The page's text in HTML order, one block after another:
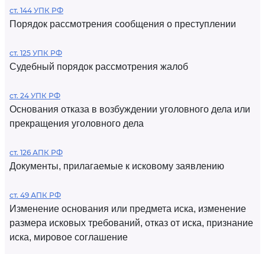
ст. 144 УПК РФ
Порядок рассмотрения сообщения о преступлении
ст. 125 УПК РФ
Судебный порядок рассмотрения жалоб
ст. 24 УПК РФ
Основания отказа в возбуждении уголовного дела или
прекращения уголовного дела
ст. 126 АПК РФ
Документы, прилагаемые к исковому заявлению
ст. 49 АПК РФ
Изменение основания или предмета иска, изменение
размера исковых требований, отказ от иска, признание
иска, мировое соглашение